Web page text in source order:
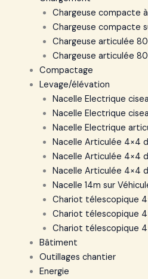
Chargeuse compacte
Chargeuse compacte
Chargeuse articulée
Chargeuse articulée
Compactage
Levage/élévation
Nacelle Electrique
Nacelle Electrique
Nacelle Electrique
Nacelle Articulée 4×4
Nacelle Articulée 4×4
Nacelle Articulée 4×4
Nacelle 14m sur
Chariot télescopique
Chariot télescopique
Chariot télescopique
Bâtiment
Outillages chantier
Energie